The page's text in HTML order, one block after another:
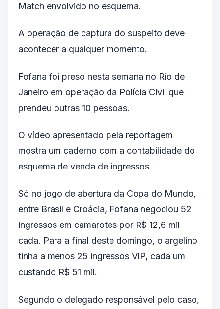
Match envolvido no esquema.
A operação de captura do suspeito deve
acontecer a qualquer momento.
Fofana foi preso nesta semana no Rio de
Janeiro em operação da Polícia Civil que
prendeu outras 10 pessoas.
O vídeo apresentado pela reportagem
mostra um caderno com a contabilidade do
esquema de venda de ingressos.
Só no jogo de abertura da Copa do Mundo,
entre Brasil e Croácia, Fofana negociou 52
ingressos em camarotes por R$ 12,6 mil
cada. Para a final deste domingo, o argelino
tinha a menos 25 ingressos VIP, cada um
custando R$ 51 mil.
Segundo o delegado responsável pelo caso,